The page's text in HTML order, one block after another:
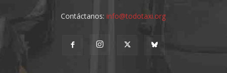
Contáctanos:info@todotaxi.org